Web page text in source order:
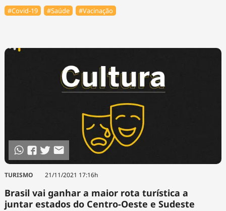
#Covid-19 #Saúde #Vacinação
TURISMO 21/11/2021 17:16h
Brasil vai ganhar a maior rota turística a
juntar estados do Centro-Oeste e Sudeste